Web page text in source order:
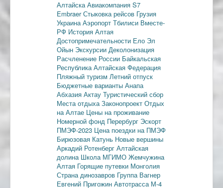
Алтайска Авиакомпания S7
EmbraerСтыковка рейсов Грузия
Украина Аэропорт Тбилиси Вместе-
РФ История Алтая
Достопримечательности Ело Эл
Ойын Экскурсии Деколонизация
Расчленение России Байкальская
Республика Алтайская Федерация
Пляжный туризм Летний отпуск
Бюджетные варианты Анапа
Абхазия Актау Туристический сбор
Места отдыха Законопроект Отдых
на Алтае Цены на проживание
Номерной фонд Перербург Эскорт
ПМЭФ-2023 Цена поездки на ПМЭФ
Бирюзовая Катунь Новые вершины
Аркадий Ротенберг Алтайская
долина Школа МГИМО Жемчужина
Алтая Горящие путевки Монголия
Страна динозавров Группа Вагнер
Евгений Пригожин Автотрасса М-4